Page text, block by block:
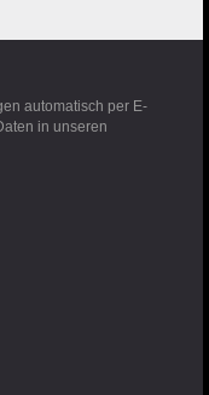
automatisch per E-
in unseren